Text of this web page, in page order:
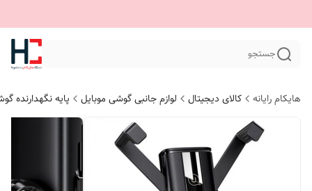
جستجو
هایکام رایانه کالای دیجیتال لوازم جانبی گوشی موبایل پایه نگهدارنده